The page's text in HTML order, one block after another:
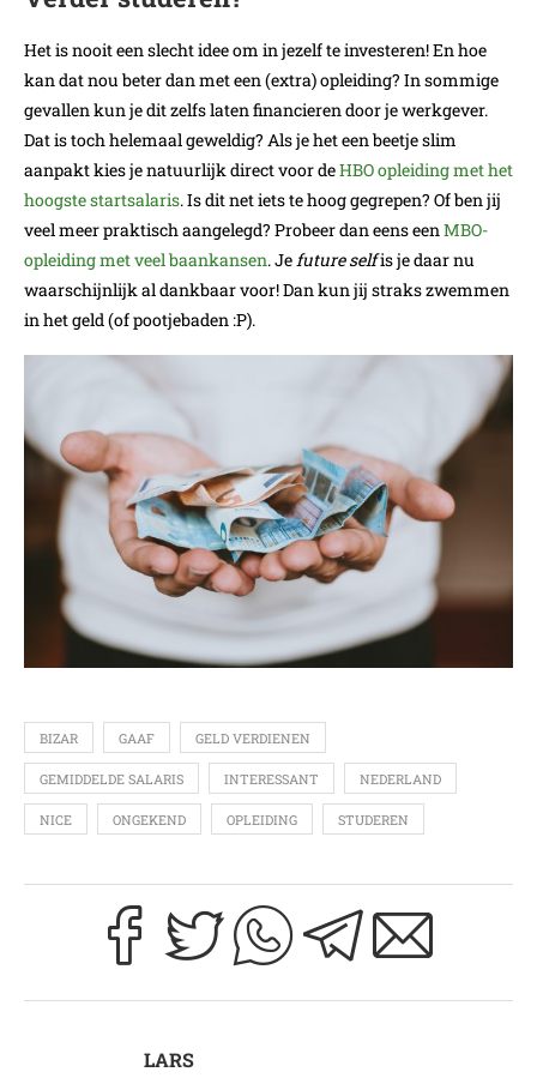
Het is nooit een slecht idee om in jezelf te investeren! En hoe
kan dat nou beter dan met een (extra) opleiding? In sommige
gevallen kun je dit zelfs laten financieren door je werkgever.
Dat is toch helemaal geweldig? Als je het een beetje slim
aanpakt kies je natuurlijk direct voor deHBO opleiding met het
hoogste startsalaris. Is dit net iets te hoog gegrepen? Of ben jij
veel meer praktisch aangelegd? Probeer dan eens eenMBO-
opleiding met veel baankansen. Jefuture selfis je daar nu
waarschijnlijk al dankbaar voor! Dan kun jij straks zwemmen
in het geld (of pootjebaden :P).
BIZAR GAAF GELD VERDIENEN
GEMIDDELDE SALARIS INTERESSANT NEDERLAND
NICE ONGEKEND OPLEIDING STUDEREN
LARS